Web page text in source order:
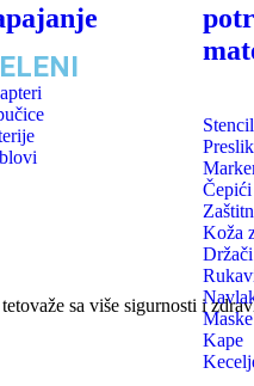
Stencil
Čepići
Koža
Maske
Kape
sa više sigurnosti i